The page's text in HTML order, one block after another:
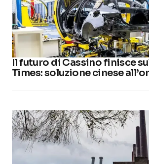
Il futuro di Cassino finisce
Times: soluzione cinese